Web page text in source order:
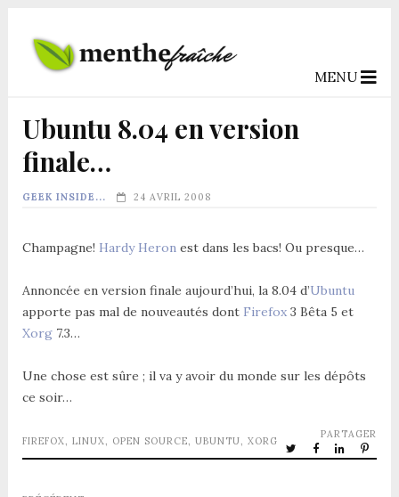
MENU
Ubuntu 8.04 en version
finale…
GEEK INSIDE... 24 AVRIL 2008
Champagne! Hardy Heronest dans les bacs! Ou presque…
Annoncée en version finale aujourd’hui, la 8.04 d’Ubuntu
apporte pas mal de nouveautés dont Firefox3 Bêta 5 et
Xorg7.3…
Une chose est sûre ; il va y avoir du monde sur les dépôts
ce soir…
FIREFOX, LINUX, OPEN SOURCE, UBUNTU, XORG
PARTAGER